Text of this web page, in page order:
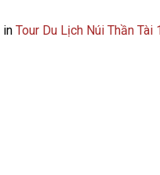
in Tour Du Lịch Núi Thần Tài